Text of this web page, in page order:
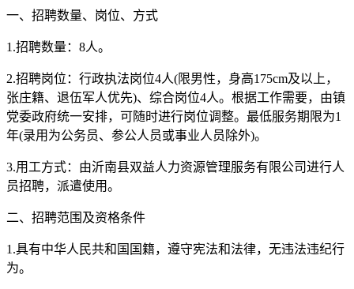
一、招聘数量、岗位、方式
1.招聘数量：8人。
2.招聘岗位：行政执法岗位4人(限男性，身高175cm及以上，
张庄籍、退伍军人优先)、综合岗位4人。根据工作需要，由镇
党委政府统一安排，可随时进行岗位调整。最低服务期限为1
年(录用为公务员、参公人员或事业人员除外)。
3.用工方式：由沂南县双益人力资源管理服务有限公司进行人
员招聘，派遣使用。
二、招聘范围及资格条件
1.具有中华人民共和国国籍，遵守宪法和法律，无违法违纪行
为。